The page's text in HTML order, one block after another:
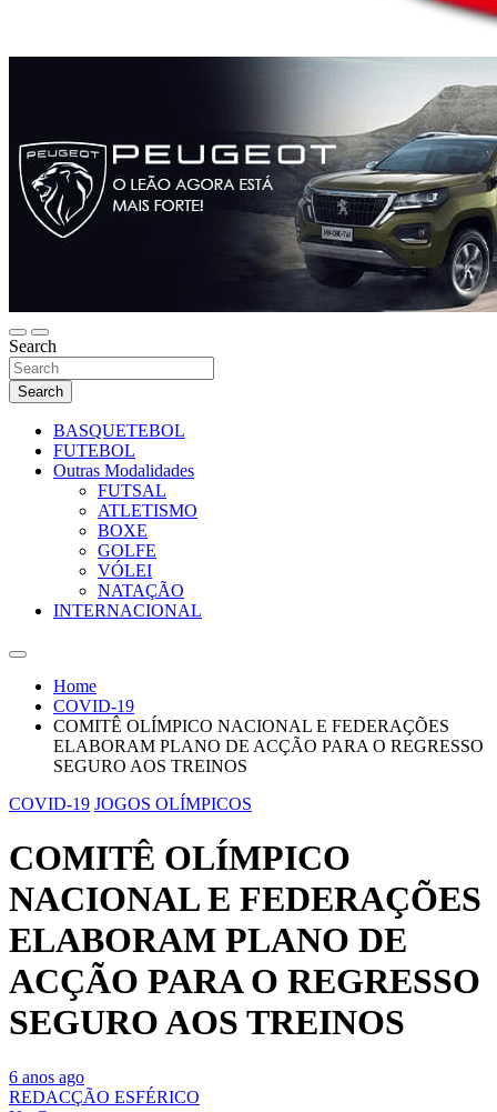
Search
Search
BASQUETEBOL
FUTEBOL
Outras Modalidades
FUTSAL
ATLETISMO
BOXE
GOLFE
VÓLEI
NATAÇÃO
INTERNACIONAL
Home
COVID-19
COMITÊ OLÍMPICO NACIONAL E FEDERAÇÕES
ELABORAM PLANO DE ACÇÃO PARA O REGRESSO
SEGURO AOS TREINOS
COVID-19 JOGOS OLÍMPICOS
COMITÊ OLÍMPICO
NACIONAL E FEDERAÇÕES
ELABORAM PLANO DE
ACÇÃO PARA O REGRESSO
SEGURO AOS TREINOS
6 anos ago
REDACÇÃO ESFÉRICO